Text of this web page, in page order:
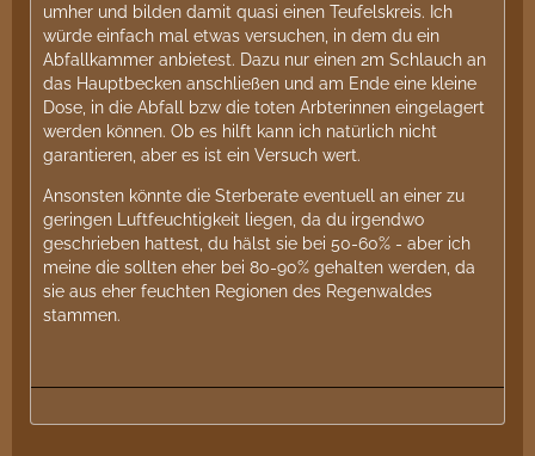
umher und bilden damit quasi einen Teufelskreis. Ich
würde einfach mal etwas versuchen, in dem du ein
Abfallkammer anbietest. Dazu nur einen 2m Schlauch an
das Hauptbecken anschließen und am Ende eine kleine
Dose, in die Abfall bzw die toten Arbterinnen eingelagert
werden können. Ob es hilft kann ich natürlich nicht
garantieren, aber es ist ein Versuch wert.
Ansonsten könnte die Sterberate eventuell an einer zu
geringen Luftfeuchtigkeit liegen, da du irgendwo
geschrieben hattest, du hälst sie bei 50-60% - aber ich
meine die sollten eher bei 80-90% gehalten werden, da
sie aus eher feuchten Regionen des Regenwaldes
stammen.